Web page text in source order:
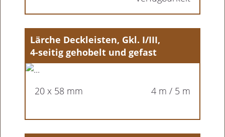
Lärche Deckleisten, Gkl. I/III,
4-seitig gehobelt und gefast
20 x 58 mm 4 m / 5 m